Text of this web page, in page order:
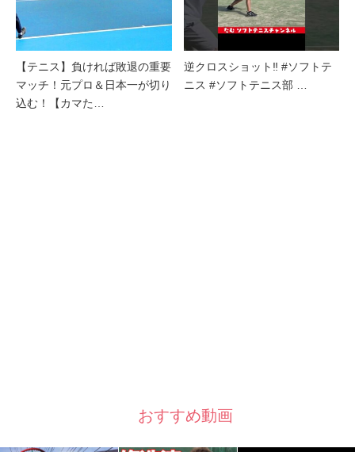
【テニス】負ければ敗退の重要
マッチ！元プロ＆日本一が切り
込む！【カマた…
逆クロスショット‼︎ #ソフトテ
ニス #ソフトテニス部 …
おすすめ動画